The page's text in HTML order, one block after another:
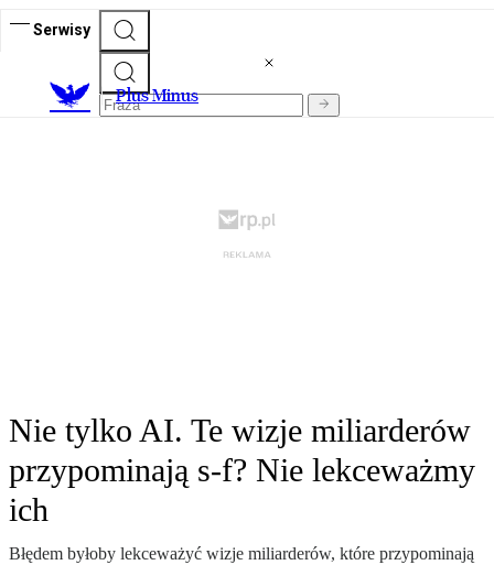
Serwisy
Plus Minus
Nie tylko AI. Te wizje miliarderów
przypominają s-f? Nie lekceważmy
ich
Błędem byłoby lekceważyć wizje miliarderów, które przypominają